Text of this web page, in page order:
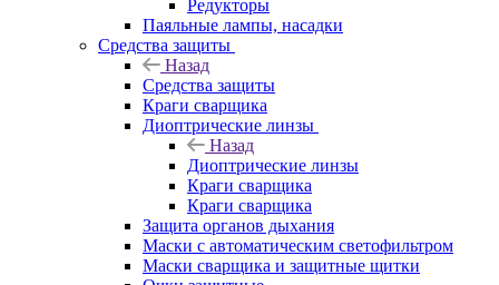
Редукторы
Паяльные лампы, насадки
Средства защиты
Назад
Средства защиты
Краги сварщика
Диоптрические линзы
Назад
Диоптрические линзы
Краги сварщика
Краги сварщика
Защита органов дыхания
Маски с автоматическим светофильтром
Маски сварщика и защитные щитки